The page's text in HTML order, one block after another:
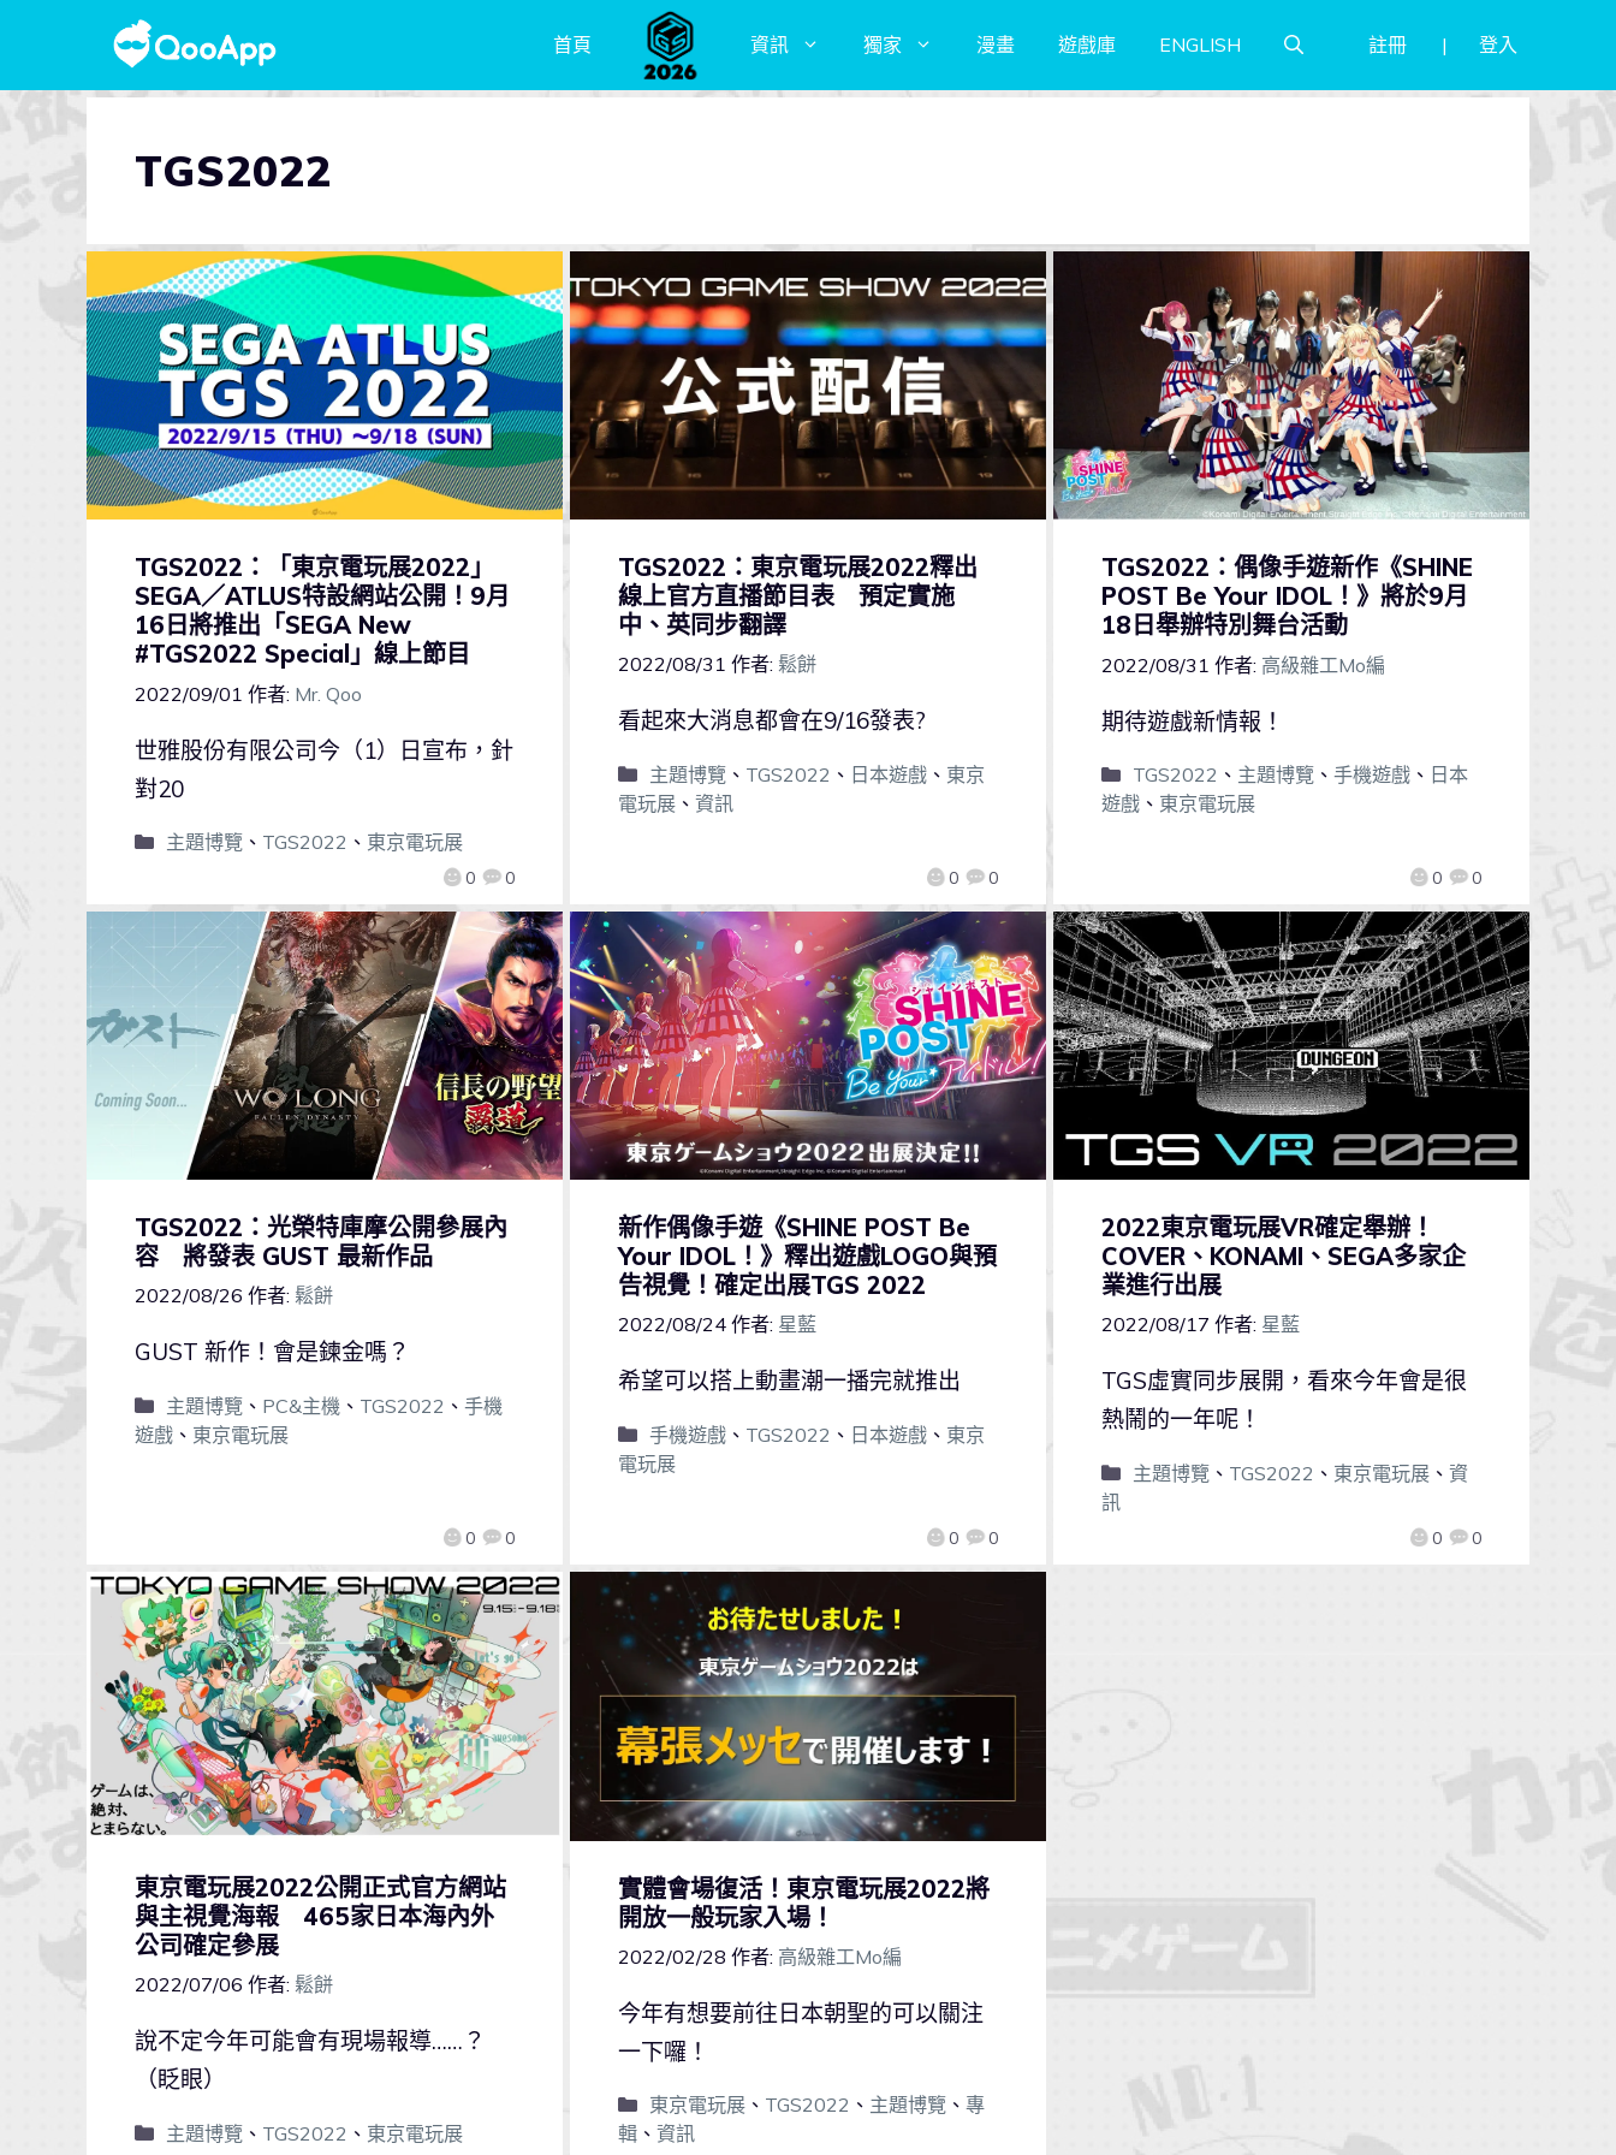
首頁 資訊 獨家 漫畫 遊戲庫 ENGLISH 註冊 登入
TGS2022
TGS2022：「東京電玩展2022」
SEGA／ATLUS特設網站公開！9月
16日將推出「SEGA New
#TGS2022 Special」線上節目
2022/09/01 作者: Mr. Qoo
0 0
世雅股份有限公司今（1）日宣布，針
對20
主題博覽、 TGS2022 、 東京電玩展
TGS2022：東京電玩展2022釋出
線上官方直播節目表 預定實施
中、英同步翻譯
2022/08/31 作者: 鬆餅
0 0
看起來大消息都會在9/16發表?
主題博覽、 TGS2022 、 日本遊戲、 東京
電玩展、 資訊
TGS2022：偶像手遊新作《SHINE
POST Be Your IDOL！》將於9月
18日舉辦特別舞台活動
2022/08/31 作者: 高級雜工Mo編
0 0
期待遊戲新情報！
TGS2022 、 主題博覽、 手機遊戲、 日本
遊戲、 東京電玩展
TGS2022：光榮特庫摩公開參展內
容 將發表 GUST 最新作品
2022/08/26 作者: 鬆餅
0 0
GUST 新作！會是鍊金嗎？
主題博覽、 PC&主機 、 TGS2022 、 手機
遊戲 、 東京電玩展
新作偶像手遊《SHINE POST Be
Your IDOL！》釋出遊戲LOGO與預
告視覺！確定出展TGS 2022
2022/08/24 作者: 星藍
0 0
希望可以搭上動畫潮一播完就推出
手機遊戲、 TGS2022 、 日本遊戲、 東京
電玩展
2022東京電玩展VR確定舉辦！
COVER、KONAMI、SEGA多家企
業進行出展
2022/08/17 作者: 星藍
0 0
TGS虛實同步展開，看來今年會是很
熱鬧的一年呢！
主題博覽、 TGS2022 、 東京電玩展、 資
訊
東京電玩展2022公開正式官方網站
與主視覺海報 465家日本海內外
公司確定參展
2022/07/06 作者: 鬆餅
說不定今年可能會有現場報導……？
（眨眼）
主題博覽、 TGS2022 、 東京電玩展
實體會場復活！東京電玩展2022將
開放一般玩家入場！
2022/02/28 作者: 高級雜工Mo編
今年有想要前往日本朝聖的可以關注
一下囉！
東京電玩展、 TGS2022 、 主題博覽、 專
輯、 資訊